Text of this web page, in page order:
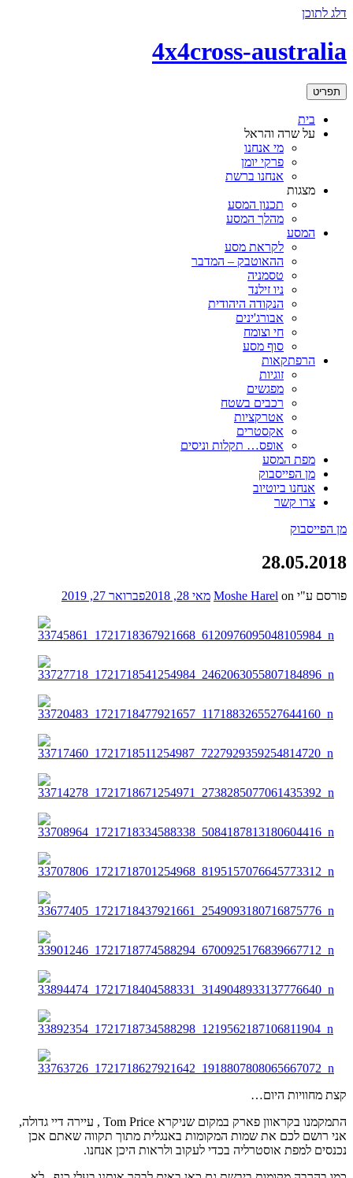
דלג לתוכן
4x4cross-australia
תפריט
בית
על שרה והראל
מי אנחנו
פרקי יומן
אנחנו ברשת
מצגות
תכנון המסע
מהלך המסע
המסע
לקראת מסע
ההאוטבק – המדבר
טסמניה
ניו זילנד
הנקודה היהודית
אבורג'ינים
חי וצומח
סוף מסע
הרפתקאות
זוגיות
מפגשים
רכבים בשטח
אטרקציות
אקסטרים
אופס… תקלות וניסים
מפת המסע
מן הפייסבוק
אנחנו ביוטיוב
צרו קשר
מן הפייסבוק
28.05.2018
פורסם ע"י Moshe Harel on מאי 28, 2018 פברואר 27, 2019
קצת מחוויות היום…
התמקמנו בקראוון פארק במקום שניקרא Tom Price , עיירה דיי גדולה,
אני רושם לכם את שמות המקומות באנגלית מתוך תקווה שאתם אכן
נכנסים למפת אוסטרליה בכדי לעקוב ולראות היכן אנחנו.